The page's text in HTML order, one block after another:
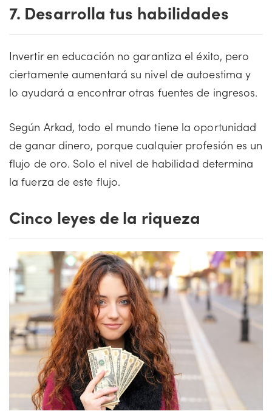
7. Desarrolla tus habilidades
Invertir en educación no garantiza el éxito, pero
ciertamente aumentará su nivel de autoestima y
lo ayudará a encontrar otras fuentes de ingresos.
Según Arkad, todo el mundo tiene la oportunidad
de ganar dinero, porque cualquier profesión es un
flujo de oro. Solo el nivel de habilidad determina
la fuerza de este flujo.
Cinco leyes de la riqueza